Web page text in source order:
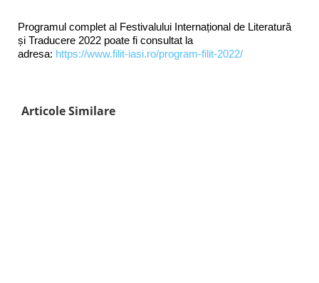
Programul complet al Festivalului Internațional de Literatură
și Traducere 2022 poate fi consultat la
adresa: https://www.filit-iasi.ro/program-filit-2022/
Articole Similare